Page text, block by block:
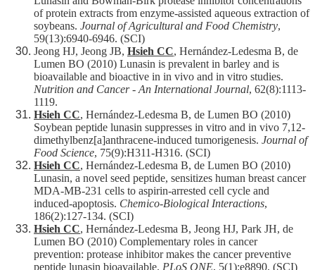
of protein extracts from enzyme-assisted aqueous extraction of
soybeans. Journal of Agricultural and Food Chemistry,
59(13):6940-6946. (SCI)
Jeong HJ, Jeong JB, Hsieh CC, Hernández-Ledesma B, de
Lumen BO (2010) Lunasin is prevalent in barley and is
bioavailable and bioactive in in vivo and in vitro studies.
Nutrition and Cancer - An International Journal, 62(8):1113-
1119.
Hsieh CC, Hernández-Ledesma B, de Lumen BO (2010)
Soybean peptide lunasin suppresses in vitro and in vivo 7,12-
dimethylbenz[a]anthracene-induced tumorigenesis. Journal of
Food Science, 75(9):H311-H316. (SCI)
Hsieh CC, Hernández-Ledesma B, de Lumen BO (2010)
Lunasin, a novel seed peptide, sensitizes human breast cancer
MDA-MB-231 cells to aspirin-arrested cell cycle and
induced-apoptosis. Chemico-Biological Interactions,
186(2):127-134. (SCI)
Hsieh CC, Hernández-Ledesma B, Jeong HJ, Park JH, de
Lumen BO (2010) Complementary roles in cancer
prevention: protease inhibitor makes the cancer preventive
peptide lunasin bioavailable. PLoS ONE, 5(1):e8890. (SCI)